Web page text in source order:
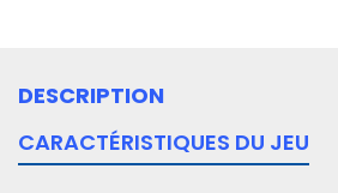
DESCRIPTION
CARACTÉRISTIQUES DU JEU